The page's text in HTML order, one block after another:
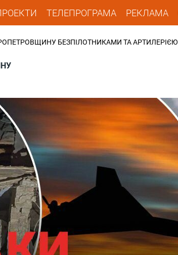
ТЕЛЕПРОГРАМА РЕКЛАМА
БЕЗПІЛОТНИКАМИ ТА АРТИЛЕРІЄЮ